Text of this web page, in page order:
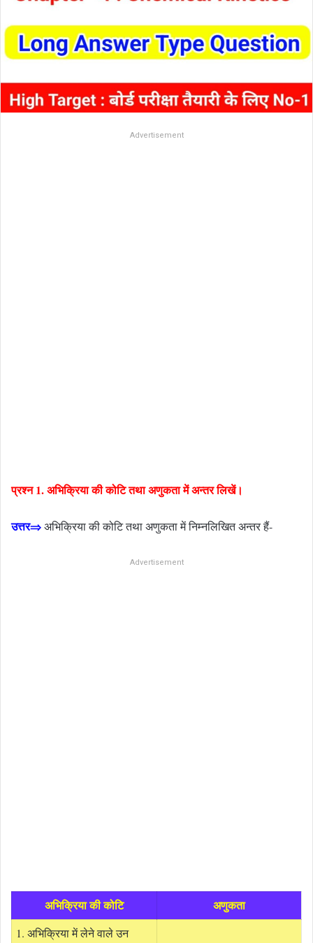
Advertisement
प्रश्न 1. अभिक्रिया की कोटि तथा अणुकता में अन्तर लिखें।
उत्तर⇒अभिक्रिया की कोटि तथा अणुकता में निम्नलिखित अन्तर हैं-
Advertisement
अभिक्रिया की कोटि अणुकता
1. अभिक्रिया में लेने वाले उन